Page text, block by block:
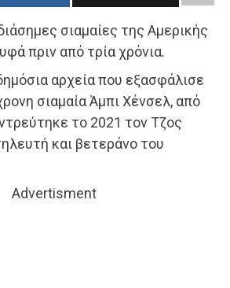
σιαμαίες της Αμερικής
πριν από τρία χρόνια.
αρχεία που εξασφάλισε
σιαμαία Άμπι Χένσελ, από
το 2021 τον Τζος
και βετεράνο του
Advertisment